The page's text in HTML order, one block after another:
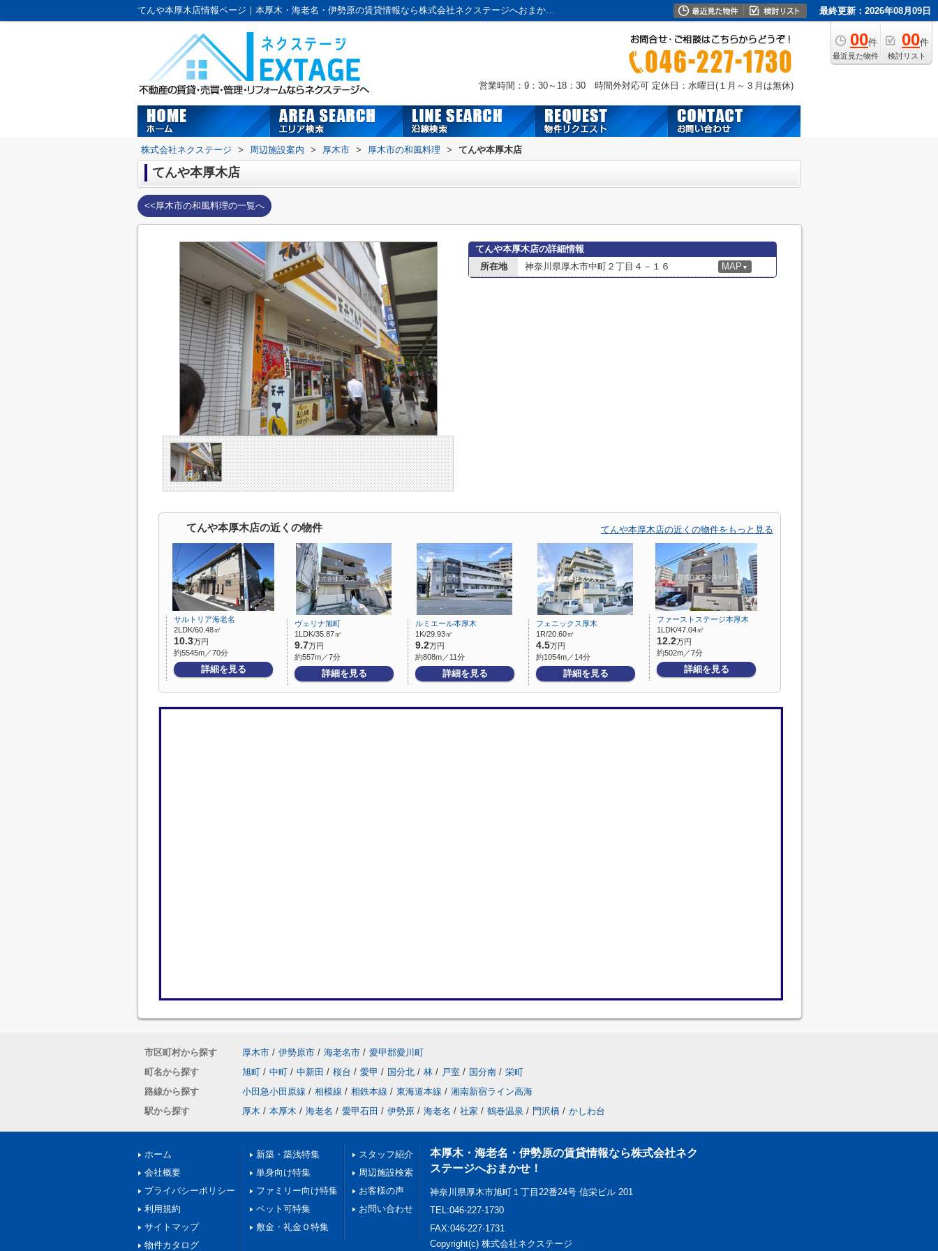
てんや本厚木店情報ページ｜本厚木・海老名・伊勢原の賃貸情報なら株式会社ネクステージへおまかせ！ 最終更新：2026年08月09日
00件
最近見た物件
00件
検討リスト
営業時間：9：30～18：30 時間外対応可 定休日：水曜日(１月～３月は無休)
株式会社ネクステージ > 周辺施設案内 > 厚木市 > 厚木市の和風料理 > てんや本厚木店
てんや本厚木店
<<厚木市の和風料理の一覧へ
てんや本厚木店の詳細情報
所在地
神奈川県厚木市中町２丁目４－１６ MAP ▼
てんや本厚木店の近くの物件 てんや本厚木店の近くの物件をもっと見る
サルトリア海老名
2LDK/60.48㎡
10.3万円
約5545m／70分
詳細を見る
ヴェリナ旭町
1LDK/35.87㎡
9.7万円
約557m／7分
詳細を見る
ルミエール本厚木
1K/29.93㎡
9.2万円
約808m／11分
詳細を見る
フェニックス厚木
1R/20.60㎡
4.5万円
約1054m／14分
詳細を見る
ファーストステージ本厚木
1LDK/47.04㎡
12.2万円
約502m／7分
詳細を見る
市区町村から探す 厚木市 / 伊勢原市 / 海老名市 / 愛甲郡愛川町
町名から探す
旭町 / 中町 / 中新田 / 桜台 / 愛甲 / 国分北 / 林 / 戸室 / 国分南 / 栄町
路線から探す
小田急小田原線 / 相模線 / 相鉄本線 / 東海道本線 / 湘南新宿ライン高海
駅から探す
厚木 / 本厚木 / 海老名 / 愛甲石田 / 伊勢原 / 海老名 / 社家 / 鶴巻温泉 / 門沢橋 / かしわ台
ホーム
会社概要
プライバシーポリシー
利用規約
サイトマップ
物件カタログ
新築・築浅特集
単身向け特集
ファミリー向け特集
ペット可特集
敷金・礼金０特集
スタッフ紹介
周辺施設検索
お客様の声
お問い合わせ
本厚木・海老名・伊勢原の賃貸情報なら株式会社ネク
ステージへおまかせ！
神奈川県厚木市旭町１丁目22番24号 信栄ビル 201
TEL:046-227-1730
FAX:046-227-1731
Copyright(c) 株式会社ネクステージ